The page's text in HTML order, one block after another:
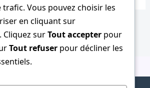
trafic. Vous pouvez choisir les
en cliquant sur
. Cliquez surTout accepter pour
Tout refuser pour décliner les